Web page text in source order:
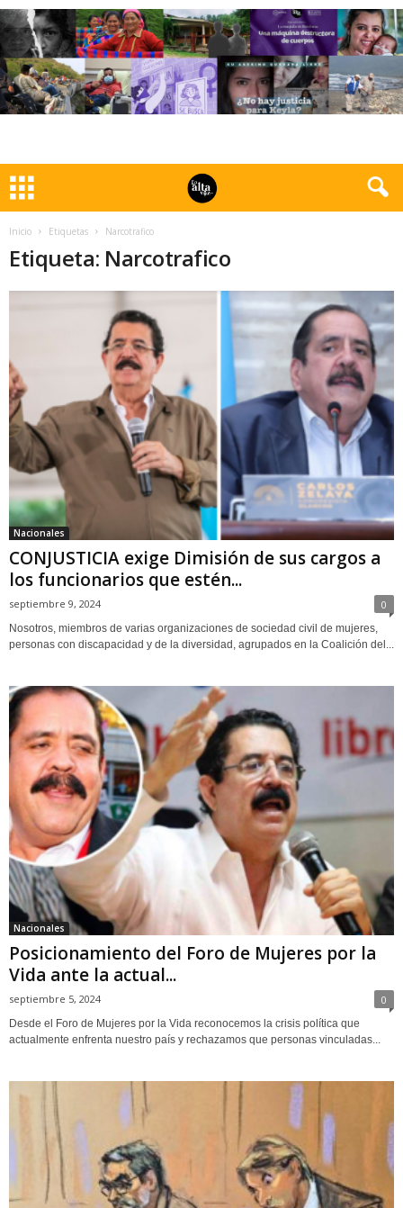
Inicio Etiquetas Narcotrafico
Etiqueta: Narcotrafico
Nacionales
CONJUSTICIA exige Dimisión de sus cargos a
los funcionarios que estén...
septiembre 9, 2024 0
Nosotros, miembros de varias organizaciones de sociedad civil de mujeres,
personas con discapacidad y de la diversidad, agrupados en la Coalición del...
Nacionales
Posicionamiento del Foro de Mujeres por la
Vida ante la actual...
septiembre 5, 2024 0
Desde el Foro de Mujeres por la Vida reconocemos la crisis política que
actualmente enfrenta nuestro país y rechazamos que personas vinculadas...